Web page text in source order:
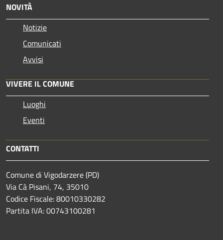
NOVITÀ
Notizie
Comunicati
Avvisi
VIVERE IL COMUNE
Luoghi
Eventi
CONTATTI
Comune di Vigodarzere (PD)
Via Cà Pisani, 74, 35010
Codice Fiscale: 80010330282
Partita IVA: 00743100281